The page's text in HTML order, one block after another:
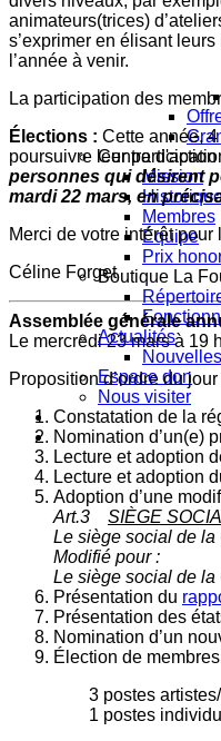
Centre
Mission
Membres
Équipe
Prix
Boutique La
Actualités
Nouvelles
Espace don
Nous visiter
animateurs(trices)
s’exprimer en élisant
l’année à venir.
La participation des
Élections : Cette année,
poursuivre leur
personnes qui désirent
mardi 22 mars, en
Merci de votre intérêt
Céline Forget
Assemblée générale
Le mercredi 23 mars à 19 h
Proposition d’ordre du jour
Constatation de la
Nomination d’un(e)
Lecture et adoption
Lecture et adoption
Adoption d’une
Art.3 SIÈGE
Le siège social de la
Modifié pour :
Le siège social de la
Présentation du
Présentation des
Nomination d’un
Élection de
3 postes artistes/
1 postes individuels